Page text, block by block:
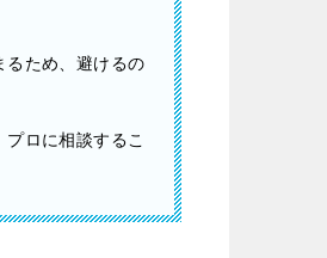
るため、避けるの
ロに相談するこ